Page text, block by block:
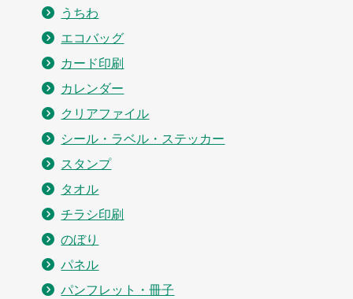
うちわ
エコバッグ
カード印刷
カレンダー
クリアファイル
シール・ラベル・ステッカー
スタンプ
タオル
チラシ印刷
のぼり
パネル
パンフレット・冊子